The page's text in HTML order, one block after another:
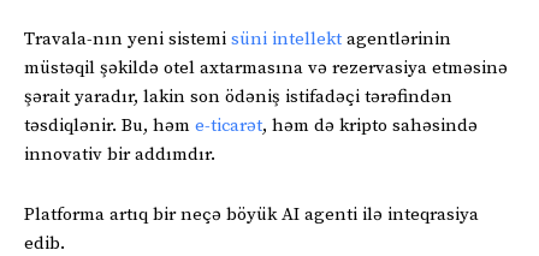
Travala-nın yeni sistemi süni intellekt agentlərinin
müstəqil şəkildə otel axtarmasına və rezervasiya etməsinə
şərait yaradır, lakin son ödəniş istifadəçi tərəfindən
təsdiqlənir. Bu, həm e-ticarət, həm də kripto sahəsində
innovativ bir addımdır.
Platforma artıq bir neçə böyük AI agenti ilə inteqrasiya
edib.